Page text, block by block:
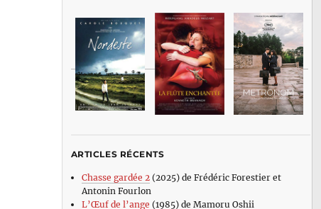
ARTICLES RÉCENTS
Chasse gardée 2(2025) de Frédéric Forestier et
Antonin Fourlon
L’Œuf de l’ange (1985) de Mamoru Oshii